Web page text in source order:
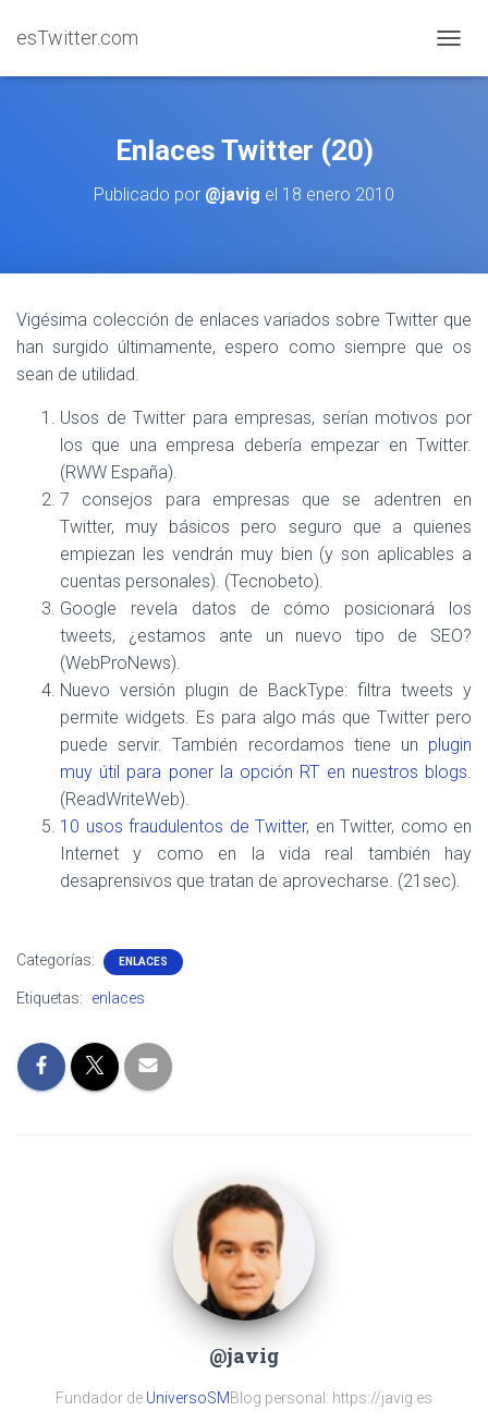
esTwitter.com
Enlaces Twitter (20)
Publicado por @javig el 18 enero 2010
Vigésima colección de enlaces variados sobre Twitter que
han surgido últimamente, espero como siempre que os
sean de utilidad.
Usos de Twitter para empresas, serían motivos por
los que una empresa debería empezar en Twitter.
(RWW España).
7 consejos para empresas que se adentren en
Twitter, muy básicos pero seguro que a quienes
empiezan les vendrán muy bien (y son aplicables a
cuentas personales). (Tecnobeto).
Google revela datos de cómo posicionará los
tweets, ¿estamos ante un nuevo tipo de SEO?
(WebProNews).
Nuevo versión plugin de BackType: filtra tweets y
permite widgets. Es para algo más que Twitter pero
puede servir. También recordamos tiene un plugin
muy útil para poner la opción RT en nuestros blogs.
(ReadWriteWeb).
10 usos fraudulentos de Twitter, en Twitter, como en
Internet y como en la vida real también hay
desaprensivos que tratan de aprovecharse. (21sec).
Categorías: ENLACES
Etiquetas: enlaces
@javig
Fundador de UniversoSMBlog personal: https://javig.es